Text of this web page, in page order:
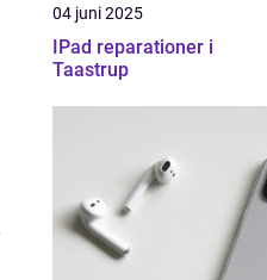
04 juni 2025
IPad reparationer i
Taastrup